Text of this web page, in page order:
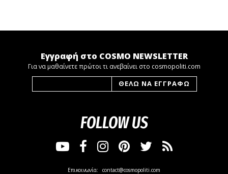
Εγγραφή στο COSMO NEWSLETTER
Για να μαθαίνετε πρώτοι τι ανεβαίνει στο cosmopoliti.com
FOLLOW US
Επικοινωνία: contact@cosmopoliti.com